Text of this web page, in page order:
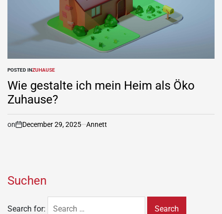
POSTED INZUHAUSE
Wie gestalte ich mein Heim als Öko
Zuhause?
on December 29, 2025 Annett
Suchen
Search for: